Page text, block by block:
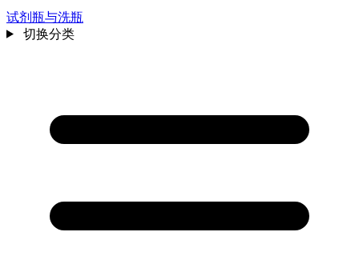
试剂瓶与洗瓶
切换分类